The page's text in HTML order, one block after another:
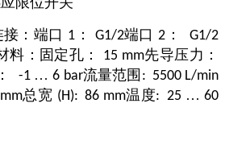
：端口 1 ： G1/2端口2 ：G1/2
料：固定孔： 15 mm先导压力：
-1 …6 bar流量范围 : 5500 L/min
总宽 (H): 86 mm温度: 25 …60